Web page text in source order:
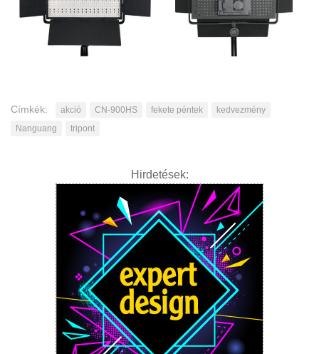
Címkék: akció CN-900HS fekete péntek
kedvezmény
Nanguang
tripont
Hirdetések: